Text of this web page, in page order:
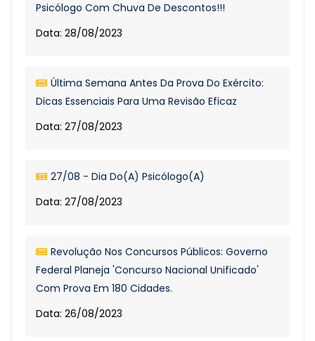
Psicólogo Com Chuva De Descontos!!!
Data: 28/08/2023
Última Semana Antes Da Prova Do Exército:
Dicas Essenciais Para Uma Revisão Eficaz
Data: 27/08/2023
27/08 - Dia Do(a) Psicólogo(a)
Data: 27/08/2023
Revolução Nos Concursos Públicos: Governo
Federal Planeja 'Concurso Nacional Unificado'
Com Prova Em 180 Cidades.
Data: 26/08/2023